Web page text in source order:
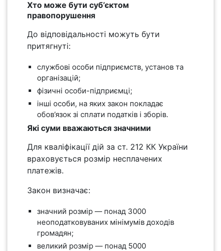
Хто може бути суб’єктом
правопорушення
До відповідальності можуть бути
притягнуті:
службові особи підприємств, установ та
організацій;
фізичні особи-підприємці;
інші особи, на яких закон покладає
обов’язок зі сплати податків і зборів.
Які суми вважаються значними
Для кваліфікації дій за ст. 212 КК України
враховується розмір несплачених
платежів.
Закон визначає:
значний розмір — понад 3000
неоподатковуваних мінімумів доходів
громадян;
великий розмір — понад 5000